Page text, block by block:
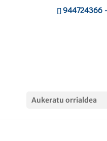
944724366-
Aukeratu orrialdea